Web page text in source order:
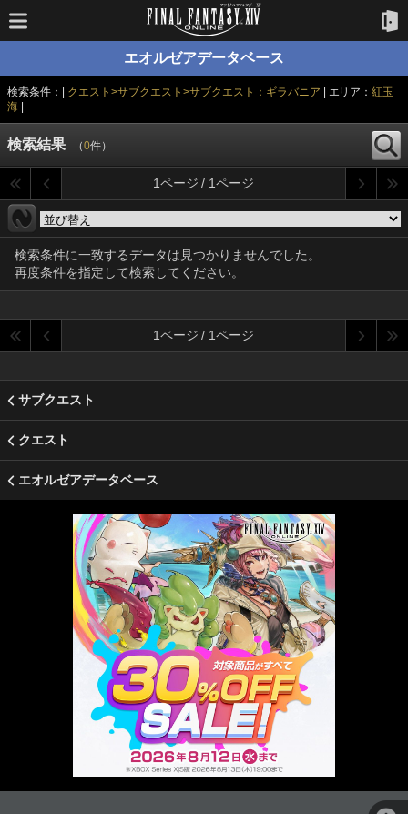
エオルゼアデータベース
検索条件：| クエスト>サブクエスト>サブクエスト：ギラバニア | エリア：紅玉
海|
検索結果 （0件）
1ページ / 1ページ
検索条件に一致するデータは見つかりませんでした。
再度条件を指定して検索してください。
1ページ / 1ページ
サブクエスト
クエスト
エオルゼアデータベース